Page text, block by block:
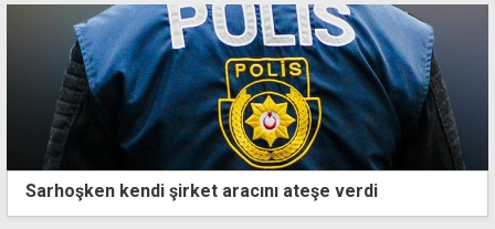
Sarhoşken kendi şirket aracını ateşe verdi